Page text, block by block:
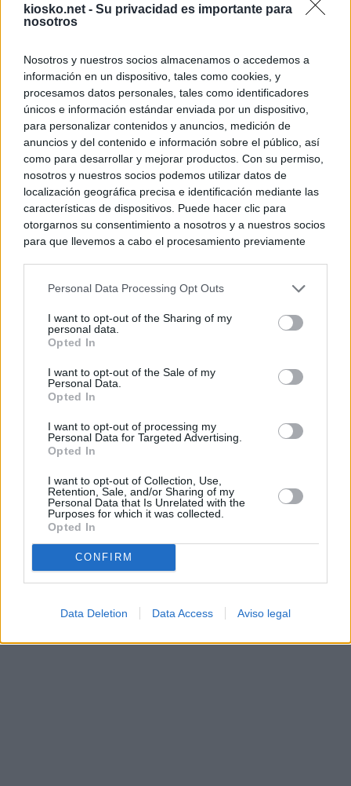
kiosko.net - Su privacidad es importante para
nosotros
Nosotros y nuestros socios almacenamos o accedemos a
información en un dispositivo, tales como cookies, y
procesamos datos personales, tales como identificadores
únicos e información estándar enviada por un dispositivo,
para personalizar contenidos y anuncios, medición de
anuncios y del contenido e información sobre el público, así
como para desarrollar y mejorar productos. Con su permiso,
nosotros y nuestros socios podemos utilizar datos de
localización geográfica precisa e identificación mediante las
características de dispositivos. Puede hacer clic para
otorgarnos su consentimiento a nosotros y a nuestros socios
para que llevemos a cabo el procesamiento previamente
negar su consentimiento. Tenga en cuenta que algún
de su consentimiento, pero usted tiene el derecho de
rechazar tal procesamiento. Sus preferencias se aplicarán
cualquier momento entrando de nuevo en este sitio web o
visitando nuestra política de privacidad.
Personal Data Processing Opt Outs
I want to opt-out of the Sharing of my
personal data.
Opted In
I want to opt-out of the Sale of my
Personal Data.
Opted In
I want to opt-out of processing my
Personal Data for Targeted Advertising.
Opted In
I want to opt-out of Collection, Use,
Retention, Sale, and/or Sharing of my
Personal Data that Is Unrelated with the
Purposes for which it was collected.
Opted In
CONFIRM
Data Deletion Data Access Aviso legal